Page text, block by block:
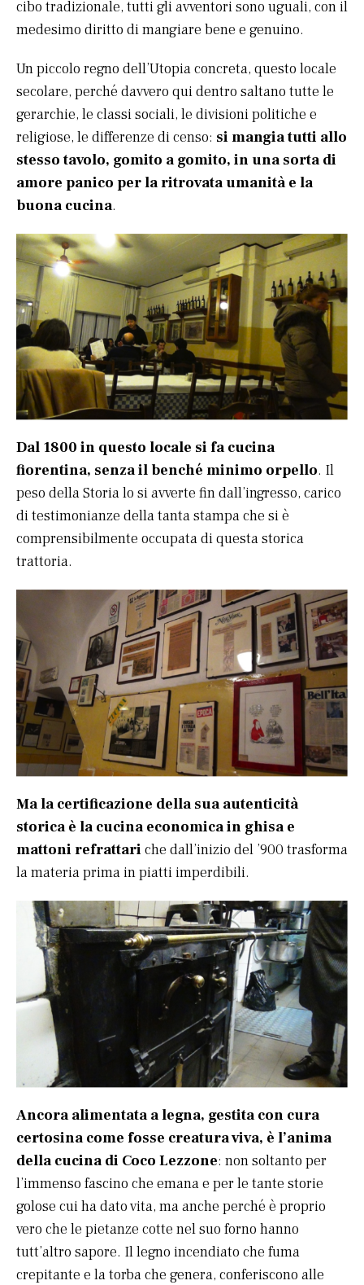
cibo tradizionale, tutti gli avventori sono uguali, con il
medesimo diritto di mangiare bene e genuino.
Un piccolo regno dell’Utopia concreta, questo locale
secolare, perché davvero qui dentro saltano tutte le
gerarchie, le classi sociali, le divisioni politiche e
religiose, le differenze di censo: si mangia tutti allo
stesso tavolo, gomito a gomito, in una sorta di
amore panico per la ritrovata umanità e la
buona cucina.
Dal 1800 in questo locale si fa cucina
fiorentina, senza il benché minimo orpello. Il
peso della Storia lo si avverte fin dall’ingresso, carico
di testimonianze della tanta stampa che si è
comprensibilmente occupata di questa storica
trattoria.
Ma la certificazione della sua autenticità
storica è la cucina economica in ghisa e
mattoni refrattari che dall’inizio del ’900 trasforma
la materia prima in piatti imperdibili.
Ancora alimentata a legna, gestita con cura
certosina come fosse creatura viva, è l’anima
della cucina di Coco Lezzone: non soltanto per
l’immenso fascino che emana e per le tante storie
golose cui ha dato vita, ma anche perché è proprio
vero che le pietanze cotte nel suo forno hanno
tutt’altro sapore. Il legno incendiato che fuma
crepitante e la torba che genera, conferiscono alle